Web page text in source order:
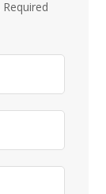
Required